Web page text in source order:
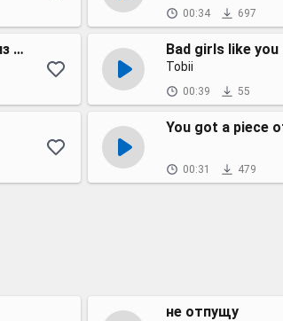
00:34 697
Отрывок из финальной песни в фильме Миллионер из трущоб Bad girls like you
Tobii
00:39 55
You got a piece
00:31 479
не отпущу